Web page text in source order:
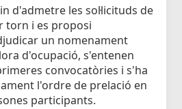
d'admetre les sol·licituds de
torn i es proposi
un nomenament
d'ocupació, s'entenen
convocatòries i s'ha
l'ordre de prelació en
participants.